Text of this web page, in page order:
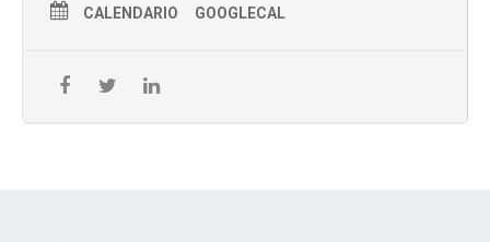
CALENDARIO GOOGLECAL